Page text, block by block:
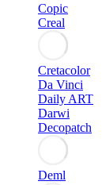
Copic
Creal
Cretacolor
Da Vinci
Daily ART
Darwi
Decopatch
Deml